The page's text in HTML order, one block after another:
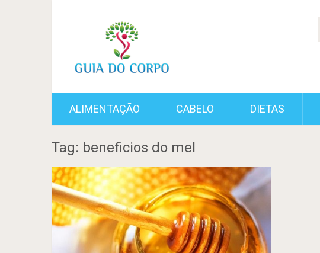
ALIMENTAÇÃO CABELO DIETAS
Tag: beneficios do mel